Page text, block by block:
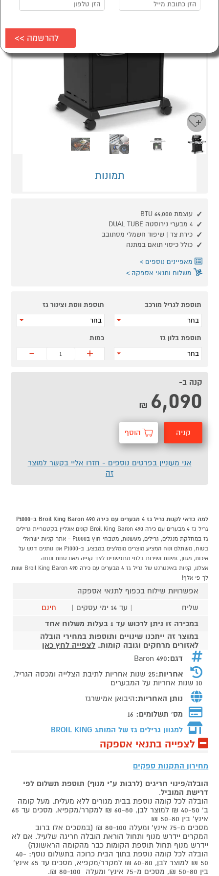
תמונות
עוצמת 64,000 BTU
4 מבערי נירוסטה DUAL TUBE
כירת צד | שיפוד חשמלי מסתובב
כולל כיסוי תואם במתנה
מאפיינים נוספים
משלוח ותנאי אספקה
תוספת לגריל מורכב
בחר
תוספת ווסת וצינור גז
בחר
תוספת בלון גז
בחר
כמות
+
-
קנה ב-
6,090
₪
קניה הוסף
אני מעוניין בפרטים נוספים - חזרו אליי בקשר למוצר
זה
למה כדאי לקנות גריל גז 4 מבערים עם כירה Broil King Baron 490 ב-P1000
גריל גז 4 מבערים עם כירה Broil King Baron 490 קונים אונליין בקטגוריית גרילים
גז במחלקת מנגלים, גרילים, מעשנות, מטבחי חוץ בP1000 - אתר קניות ישראלי
בטוח, משתלם ונוח המציע מוצרים מומלצים במבצע. ב-P1000 אנו נותנים דגש על
איכות, מגוון, זמינות ושירות בלתי מתפשרים לצד קנייה מאובטחת ונוחה.
אצלנו, קניות באינטרנט של גריל גז 4 מבערים עם כירה Broil King Baron 490 שוות
לך פי אלף!
אפשרויות שילוח בכפוף לתנאי אספקה
שליח
| עד 14 ימי עסקים |
חינם
במכירה זו ניתן לרכוש עד 1 בעלות משלוח אחד
במוצר זה ייתכנו שינויים ותוספות במחירי הובלה
לאזורים מרחקים וגובה קומות. לצפייה לחץ כאן
דגם:Baron 490
אחריות:
25 שנות אחריות לתיבת הצלייה ומכסה הגריל,
10 שנות אחריות על המבערים
נותן האחריות:היבואן אמישרגז
מס' תשלומים: 16
למגוון גרילים גז של המותג BROIL KING
לצפייה בתנאי אספקה
מחירון התקנות ספקים
הובלה/פינוי חריגים (לרבות ע"י מנוף) תוספת תשלום לפי
דרישת המוביל.
הובלה לכל קומה נוספת בבית מגורים ללא מעלית. מעל קומה
ב' 40-50 ₪ למוצר לבן, 60-80 ₪ למקרר/מקפיא, מסכים עד 65
אינץ' בין 50-80 ₪
מסכים מ-75 אינץ' ומעלה 80-100 ₪ (במסכים אלו ברוב
המקרים יידרש מנוף ותחול הוראת הובלה חריגה שלעיל. אם לא
יידרש מנוף תחול תוספת הקומות כבר מהקומה הראשונה)
הובלה לכל קומה נוספת בתוך הבית כרוכה בתשלום נוסף: 40-
50 ₪ למוצר לבן, 60-80 ₪ למקרר/מקפיא, מסכים עד 65 אינץ'
בין 50-80 ₪, מסכים מ-75 אינץ' ומעלה 80-100 ₪.